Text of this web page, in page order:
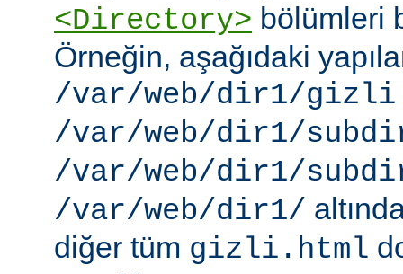
<Directory> bölümleri
Örneğin, aşağıdaki
/var/web/dir1/
/var/web/dir1/
/var/web/dir1/
/var/web/dir1/
diğer tüm gizli.html